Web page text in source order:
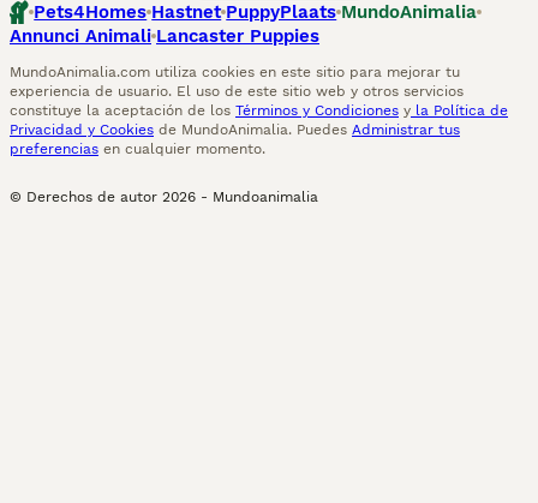
Pets4Homes Hastnet PuppyPlaats MundoAnimalia
Annunci Animali Lancaster Puppies
MundoAnimalia.com utiliza cookies en este sitio para mejorar tu
experiencia de usuario. El uso de este sitio web y otros servicios
constituye la aceptación de los Términos y Condiciones y la Política de
Privacidad y Cookies de MundoAnimalia. Puedes Administrar tus
preferencias en cualquier momento.
© Derechos de autor 2026 - Mundoanimalia